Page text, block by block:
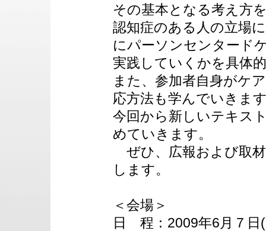
その基本となる考え方
認知症のある人の立場
にパーソンセンタード
実践していくかを具体
また、参加者自身がケ
応方法も学んでいきま
今回から新しいテキス
めていきます。
ぜひ、広報および取
します。
＜会場＞
日 程：2009年6月